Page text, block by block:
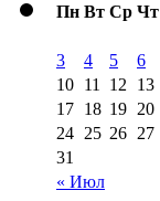
Пн Вт Ср Чт
« Июл
3
4 5 6
10 11 12 13
17 18 19 20
24 25 26 27
31